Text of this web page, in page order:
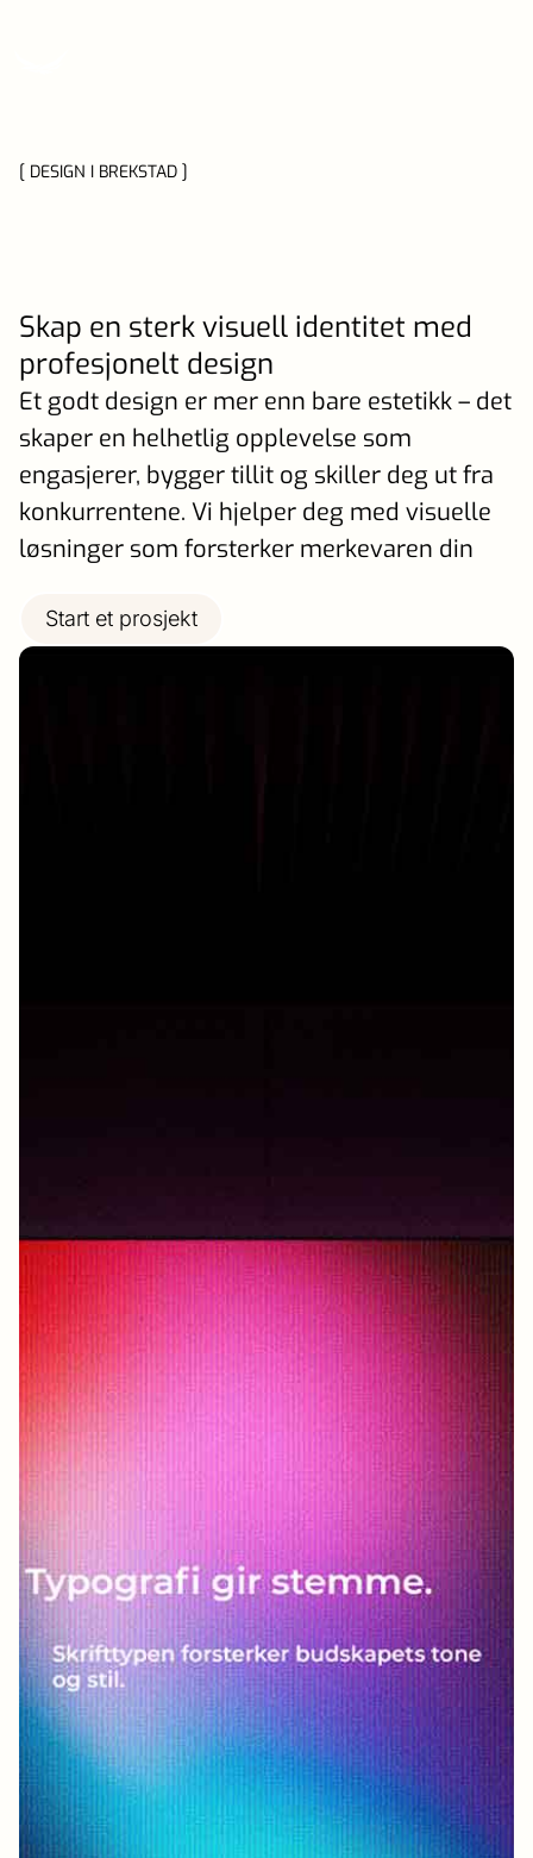
[ DESIGN I BREKSTAD ]
Skap en sterk visuell identitet med
profesjonelt design
Et godt design er mer enn bare estetikk – det
skaper en helhetlig opplevelse som
engasjerer, bygger tillit og skiller deg ut fra
konkurrentene. Vi hjelper deg med visuelle
løsninger som forsterker merkevaren din
Start et prosjekt